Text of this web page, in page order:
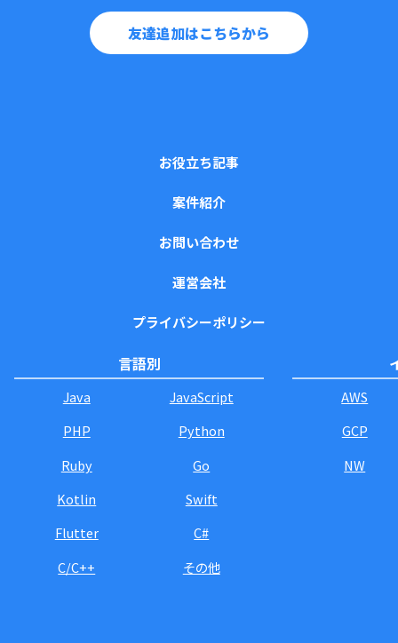
友達追加はこちらから
お役立ち記事
案件紹介
お問い合わせ
運営会社
プライバシーポリシー
言語別
Java
JavaScript
PHP
Python
Ruby
Go
Kotlin
Swift
Flutter
C#
C/C++
その他
AWS
GCP
NW